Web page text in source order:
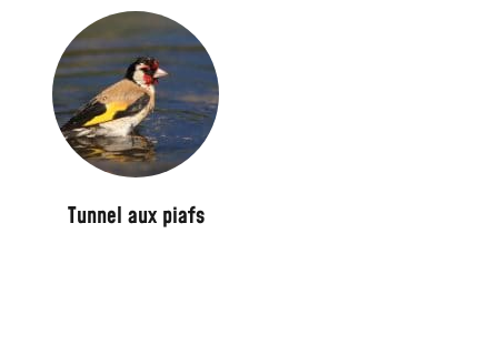
Tunnel aux piafs